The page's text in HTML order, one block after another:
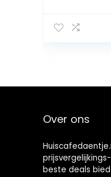
Over ons
beste deals